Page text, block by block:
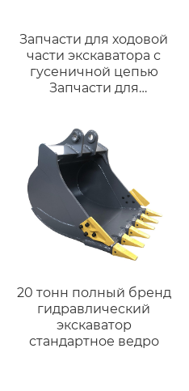
Запчасти для ходовой
части экскаватора с
гусеничной цепью
Запчасти для
гусеничной цепью
для KOMATSU PC200-5
PC200-6 20Y-32-00013
45 ЗВЕНЬЕВ
20 тонн полный бренд
гидравлический
экскаватор
стандартное ведро